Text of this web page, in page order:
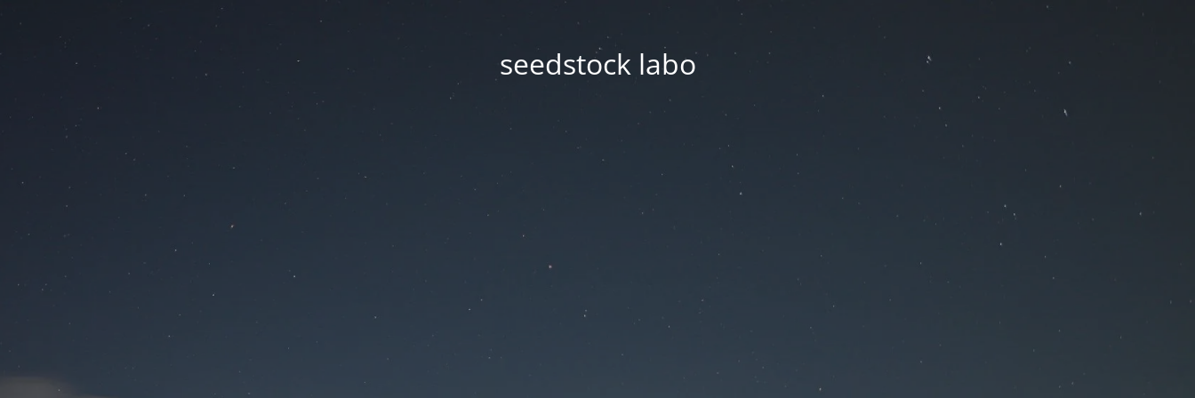
seedstock labo